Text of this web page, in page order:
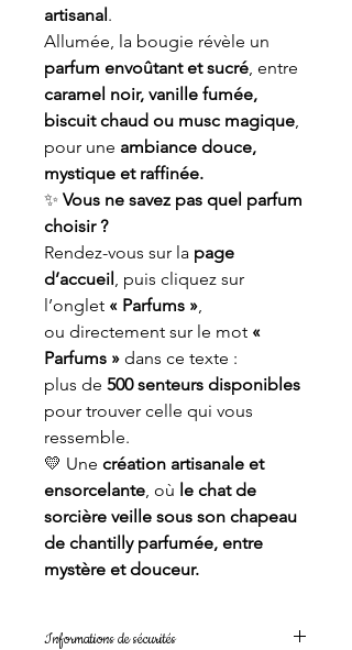
artisanal.
Allumée, la bougie révèle un
parfum envoûtant et sucré, entre
caramel noir, vanille fumée,
biscuit chaud ou musc magique,
pour une ambiance douce,
mystique et raffinée.
✨ Vous ne savez pas quel parfum
choisir ?
Rendez-vous sur la page
d’accueil, puis cliquez sur
l’onglet « Parfums »,
ou directement sur le mot «
Parfums » dans ce texte :
plus de 500 senteurs disponibles
pour trouver celle qui vous
ressemble.
💛 Une création artisanale et
ensorcelante, où le chat de
sorcière veille sous son chapeau
de chantilly parfumée, entre
mystère et douceur.
Informations de sécurités